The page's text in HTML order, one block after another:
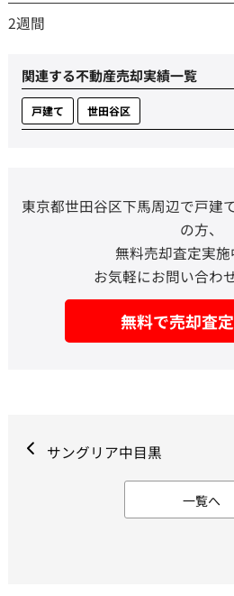
2週間
関連する不動産売却実績一覧
戸建て 世田谷区
東京都世田谷区下馬周辺で戸建
の方、
無料売却査定実施
お気軽にお問い合わ
無料で売却査
サングリア中目黒
一覧へ